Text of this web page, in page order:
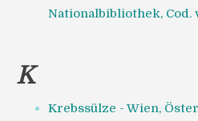
Nationalbibliothek, Cod.
K
Krebssülze - Wien,